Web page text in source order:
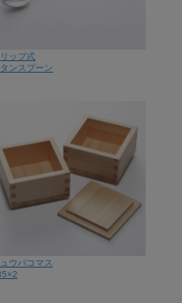
ップ式
ンスプーン
ウバコマス